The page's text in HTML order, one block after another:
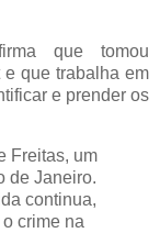
que tomou
que trabalha em
e prender os
Freitas, um
de Janeiro.
continua,
crime na